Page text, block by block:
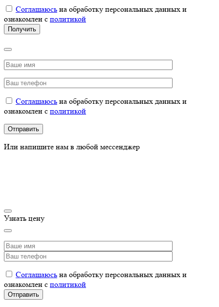
Соглашаюсь на обработку персональных данных и
ознакомлен с политикой
Соглашаюсь на обработку персональных данных и
ознакомлен с политикой
Или напишите нам в любой мессенджер
Узнать цену
Соглашаюсь на обработку персональных данных и
ознакомлен с политикой